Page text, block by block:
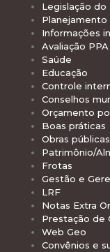
Legislação do
Planejamento
Informações
Avaliação PPA
Saúde
Educação
Controle
Conselhos
Orçamento
Boas práticas
Obras públicas
Patrimônio/
Frotas
Gestão e
LRF
Notas Extra
Prestação de
Web Geo
Convênios e